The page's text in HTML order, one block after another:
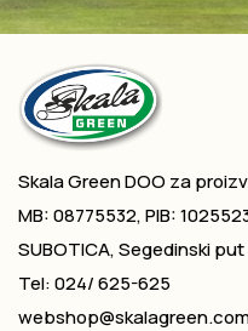
Skala Green DOO za
MB: 08775532, PIB:
SUBOTICA, Segedinski
Tel: 024/ 625-625